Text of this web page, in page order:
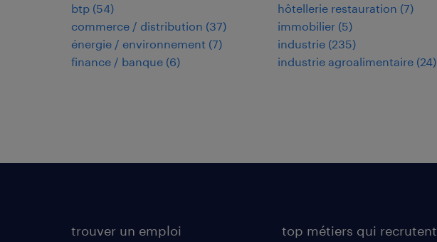
btp (54)
commerce / distribution (37)
énergie / environnement (7)
finance / banque (6)
hôtellerie restauration (7)
immobilier (5)
industrie (235)
industrie agroalimentaire (24)
trouver un emploi top métiers qui recrutent